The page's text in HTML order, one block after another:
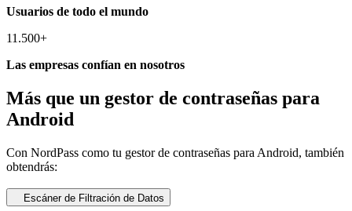
Usuarios de todo el mundo
11.500+
Las empresas confían en nosotros
Más que un gestor de contraseñas para
Android
Con NordPass como tu gestor de contraseñas para Android, también
obtendrás:
Escáner de Filtración de Datos